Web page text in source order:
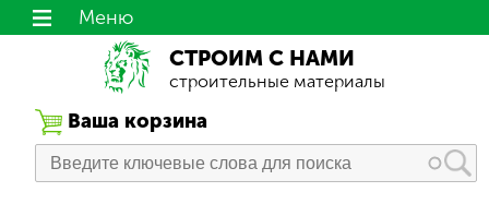
СТРОИМ С НАМИ
строительные материалы
Ваша корзина
Меню